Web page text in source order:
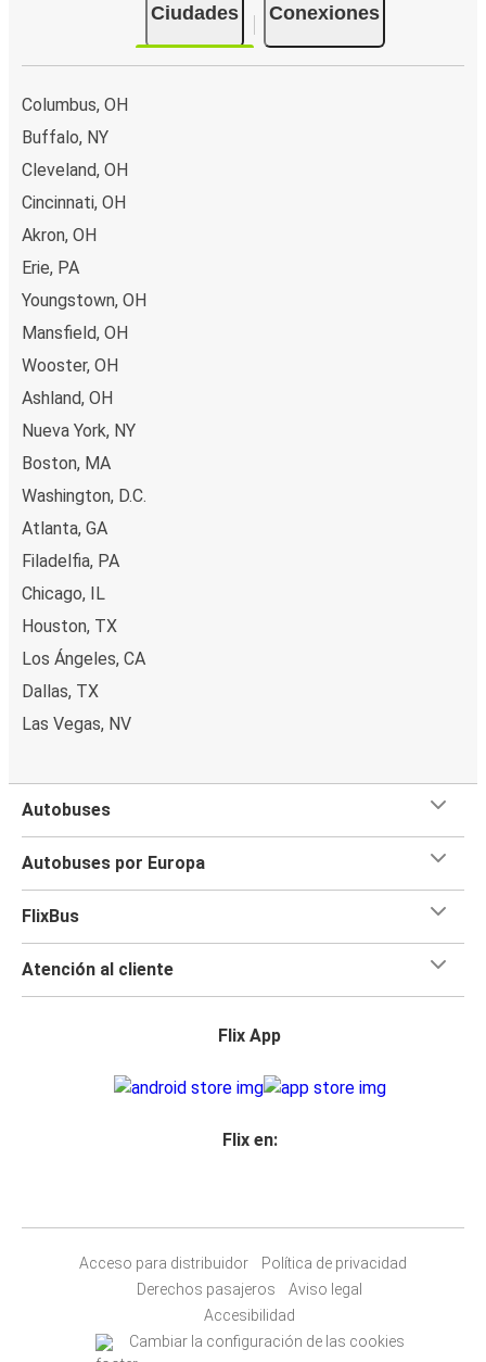
Ciudades Conexiones
Columbus, OH
Buffalo, NY
Cleveland, OH
Cincinnati, OH
Akron, OH
Erie, PA
Youngstown, OH
Mansfield, OH
Wooster, OH
Ashland, OH
Nueva York, NY
Boston, MA
Washington, D.C.
Atlanta, GA
Filadelfia, PA
Chicago, IL
Houston, TX
Los Ángeles, CA
Dallas, TX
Las Vegas, NV
Autobuses
Autobuses por Europa
FlixBus
Atención al cliente
Flix App
Flix en:
Acceso para distribuidor
Política de privacidad
Derechos pasajeros
Aviso legal
Accesibilidad
Cambiar la configuración de las cookies